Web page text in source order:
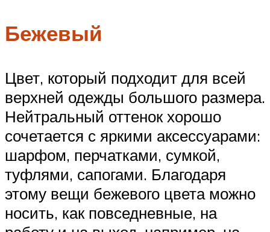
Бежевый
Цвет, который подходит для всей
верхней одежды большого размера.
Нейтральный оттенок хорошо
сочетается с яркими аксессуарами:
шарфом, перчатками, сумкой,
туфлями, сапогами. Благодаря
этому вещи бежевого цвета можно
носить, как повседневные, на